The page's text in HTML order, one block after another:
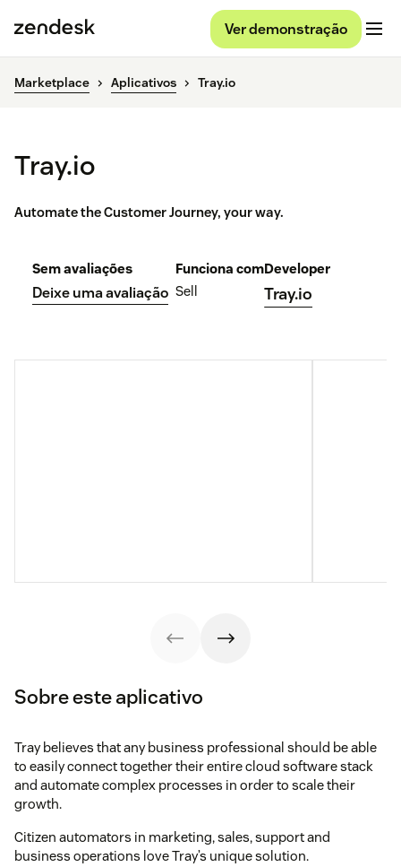
Ver demonstração
Marketplace Aplicativos Tray.io
Tray.io
Automate the Customer Journey, your way.
Sem avaliações
Deixe uma avaliação
Funciona com
Sell
Developer
Tray.io
Sobre este aplicativo
Tray believes that any business professional should be able
to easily connect together their entire cloud software stack
and automate complex processes in order to scale their
growth.
Citizen automators in marketing, sales, support and
business operations love Tray’s unique solution.